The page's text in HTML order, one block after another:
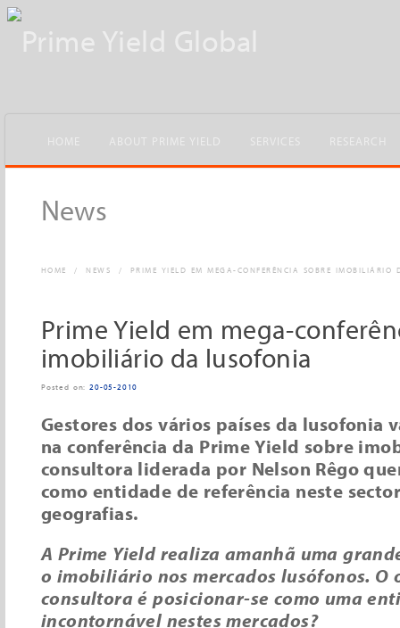
News
HOME / NEWS / PRIME YIELD EM MEGA-CONFERÊNCIA SOBRE IMOBILIÁRIO
Prime Yield em mega-
imobiliário da lusofonia
Posted on:20-05-2010
Gestores dos vários países da lusofonia
na conferência da Prime Yield sobre
consultora liderada por Nelson Rêgo
como entidade de referência neste
geografias.
A Prime Yield realiza amanhã uma
o imobiliário nos mercados lusófonos. O
consultora é posicionar-se como uma
incontornável nestes mercados?